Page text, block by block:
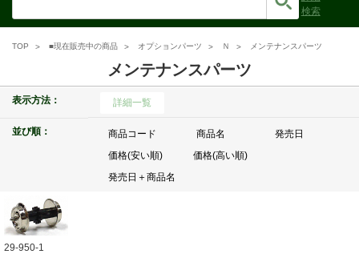
検索
TOP ■現在販売中の商品 オプションパーツ Ｎ メンテナンスパーツ
メンテナンスパーツ
表示方法： 詳細一覧
並び順： 商品コード 商品名
発売日
価格(安い順)
価格(高い順)
発売日＋商品名
29-950-1